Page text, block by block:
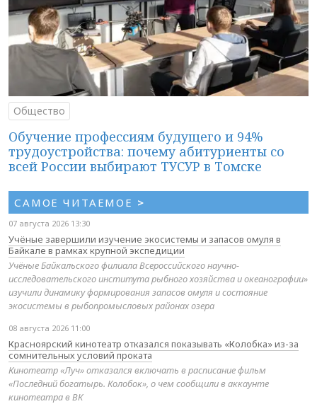
Общество
Обучение профессиям будущего и 94%
трудоустройства: почему абитуриенты со
всей России выбирают ТУСУР в Томске
САМОЕ ЧИТАЕМОЕ >
07 августа 2026 13:30
Учёные завершили изучение экосистемы и запасов омуля в
Байкале в рамках крупной экспедиции
Учёные Байкальского филиала Всероссийского научно-
исследовательского института рыбного хозяйства и океанографии»
изучили динамику формирования запасов омуля и состояние
экосистемы в рыбопромысловых районах озера
08 августа 2026 11:00
Красноярский кинотеатр отказался показывать «Колобка» из-за
сомнительных условий проката
Кинотеатр «Луч» отказался включать в расписание фильм
«Последний богатырь. Колобок», о чем сообщили в аккаунте
кинотеатра в ВК